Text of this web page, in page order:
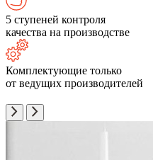
5 ступеней контроля
качества на производстве
Комплектующие только
от ведущих производителей